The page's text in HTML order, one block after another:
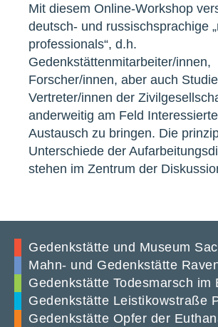
Mit diesem Online-Workshop
deutsch- und russischsprachige
professionals“, d.h.
Gedenkstättenmitarbeiter/innen,
Forscher/innen, aber auch
Vertreter/innen der
anderweitig am Feld
Austausch zu bringen. Die
Unterschiede der
stehen im Zentrum der
Gedenkstätte und Museum
Mahn- und Gedenkstätte
Gedenkstätte Todesmarsch im
Gedenkstätte Leistikowstraße
Gedenkstätte Opfer der